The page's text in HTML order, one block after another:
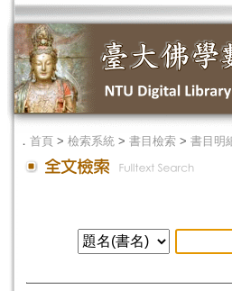
． 首頁 > 檢索系統 > 書目檢索 > 書目明